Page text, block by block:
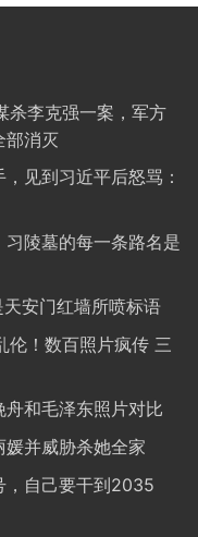
杀李克强一案，军方
部消灭
见到习近平后怒骂：
陵墓的每一条路名是
安门红墙所喷标语
伦！数百照片疯传 三
和毛泽东照片对比
并威胁杀她全家
，自己要干到2035